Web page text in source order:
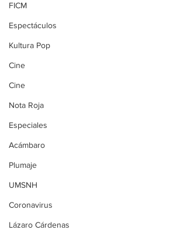
FICM
Espectáculos
Kultura Pop
Cine
Cine
Nota Roja
Especiales
Acámbaro
Plumaje
UMSNH
Coronavirus
Lázaro Cárdenas